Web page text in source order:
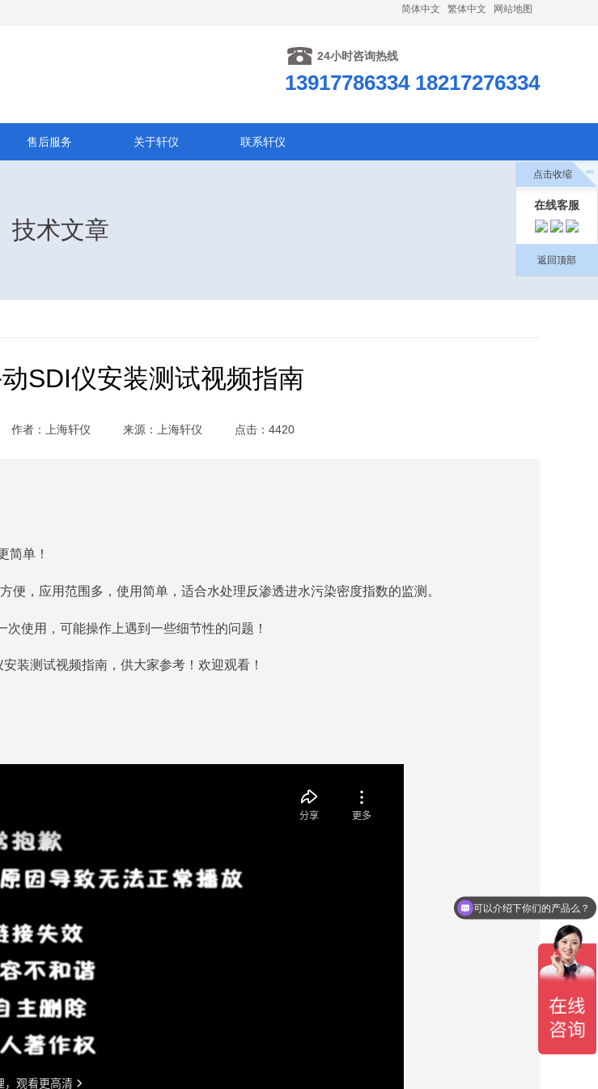
简体中文 繁体中文 网站地图
24小时咨询热线
13917786334 18217276334
售后服务 关于轩仪 联系轩仪
技术文章
动SDI仪安装测试视频指南
作者：上海轩仪 来源： 上海轩仪 点击：4420
单！
便，应用范围多，使用简单，适合水处理反渗透进水污染密度指数的监测。
次使用，可能操作上遇到一些细节性的问题！
安装测试视频指南 ，供大家参考！欢迎观看！
点击收缩
在线客服
返回顶部
可以介绍下你们的产品么？